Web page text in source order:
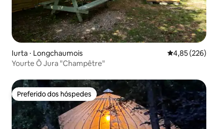
Iurta ⋅ Longchaumois 4,85 de uma
4,85 (226)
Yourte Ô Jura "Champêtre"
Preferido dos hóspedes
Preferido dos hóspedes